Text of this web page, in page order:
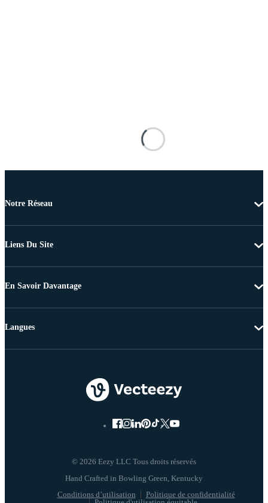
Notre Réseau
Liens Du Site
En Savoir Davantage
© 2026 Eezy LLC Tous droits réservés
Conditions d’utilisation
Politique de confidentialité
Langues